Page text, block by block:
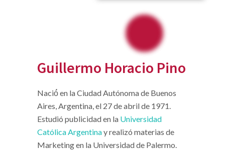
Guillermo Horacio Pino
Nació́ en la Ciudad Autónoma de Buenos
Aires, Argentina, el 27 de abril de 1971.
Estudió publicidad en la Universidad
Católica Argentinay realizó materias de
Marketing en la Universidad de Palermo.